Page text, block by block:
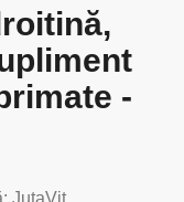
-
JutaVit